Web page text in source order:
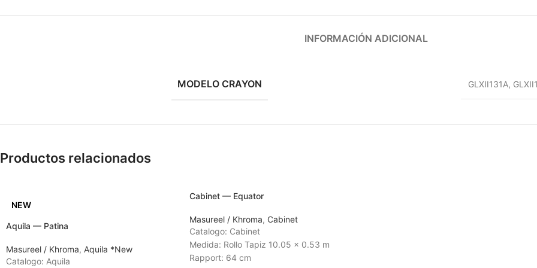
INFORMACIÓN ADICIONAL
MODELO CRAYON GLXII131A,
Productos relacionados
NEW
Aquila — Patina
Masureel / Khroma, Aquila *New
Catalogo: Aquila
Cabinet — Equator
Masureel / Khroma, Cabinet
Catalogo: Cabinet
Medida: Rollo Tapiz 10.05 x 0.53 m
Rapport: 64 cm